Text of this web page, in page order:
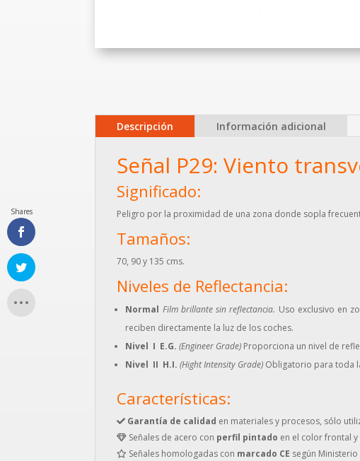
Descripción Información adicional
Señal P29: Viento
Significado:
Peligro por la proximidad de una zona donde sopla
Tamaños:
70, 90 y 135 cms.
Niveles de Reflectancia:
Normal Film brillante sin reflectancia. Uso exclusivo en
reciben directamente la luz de los coches.
Nivel I E.G.(Engineer Grade) Proporciona un nivel de
Nivel II H.I.(Hight Intensity Grade) Obligatorio para toda
Características:
Garantía de calidad en materiales y procesos, sólo
Señales de acero con perfil pintado en el color frontal
Señales homologadas con marcado CE según
Shares